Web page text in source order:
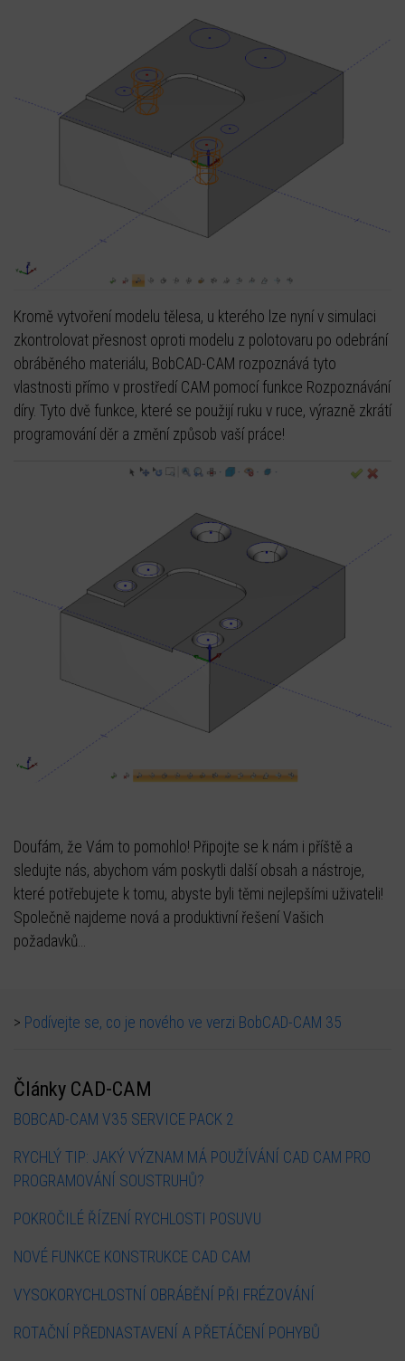
Kromě vytvoření modelu tělesa, u kterého lze nyní v simulaci
zkontrolovat přesnost oproti modelu z polotovaru po odebrání
obráběného materiálu, BobCAD-CAM rozpoznává tyto
vlastnosti přímo v prostředí CAM pomocí funkce Rozpoznávání
díry. Tyto dvě funkce, které se použijí ruku v ruce, výrazně zkrátí
programování děr a změní způsob vaší práce!
Doufám, že Vám to pomohlo! Připojte se k nám i příště a
sledujte nás, abychom vám poskytli další obsah a nástroje,
které potřebujete k tomu, abyste byli těmi nejlepšími uživateli!
Společně najdeme nová a produktivní řešení Vašich
požadavků...
> Podívejte se, co je nového ve verzi BobCAD-CAM 35
Články CAD-CAM
BOBCAD-CAM V35 SERVICE PACK 2
RYCHLÝ TIP: JAKÝ VÝZNAM MÁ POUŽÍVÁNÍ CAD CAM PRO
PROGRAMOVÁNÍ SOUSTRUHŮ?
POKROČILÉ ŘÍZENÍ RYCHLOSTI POSUVU
NOVÉ FUNKCE KONSTRUKCE CAD CAM
VYSOKORYCHLOSTNÍ OBRÁBĚNÍ PŘI FRÉZOVÁNÍ
ROTAČNÍ PŘEDNASTAVENÍ A PŘETÁČENÍ POHYBŮ